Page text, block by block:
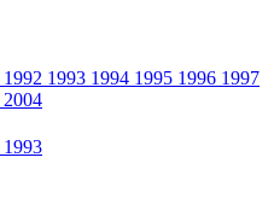
1992 1993 1994 1995 1996 1997
2004
1993